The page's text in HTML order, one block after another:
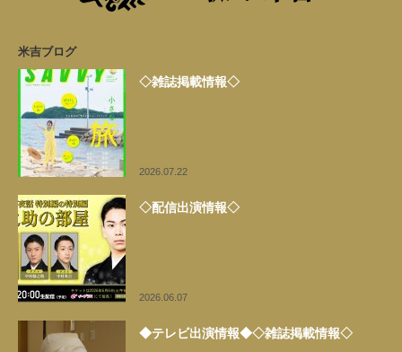
米吉ブログ
◇雑誌掲載情報◇
2026.07.22
◇配信出演情報◇
2026.06.07
◆テレビ出演情報◆◇雑誌掲載情報◇